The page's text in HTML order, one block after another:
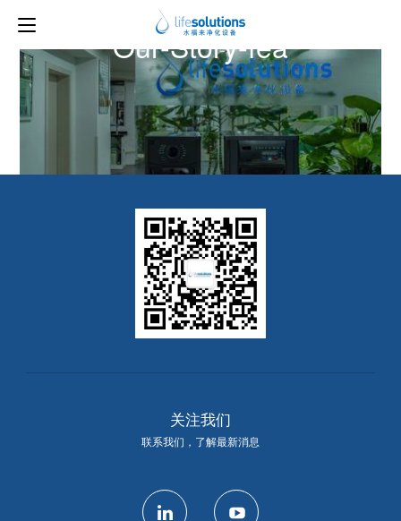
上一图片
Our-Story-fea
关注我们
联系我们，了解最新消息